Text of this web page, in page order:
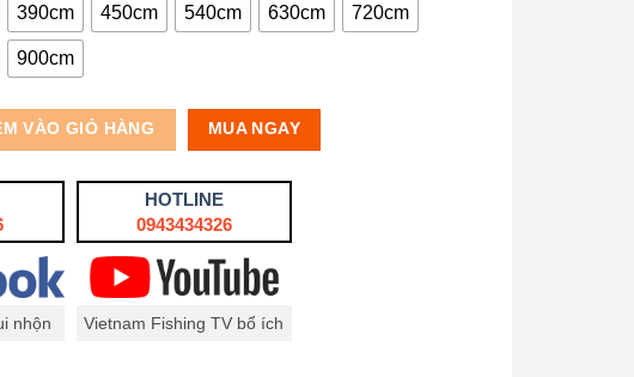
390cm 450cm 540cm 630cm 720cm
900cm
VÀO GIỎ HÀNG MUA NGAY
HOTLINE
0943434326
nhộn Vietnam Fishing TV bổ ích